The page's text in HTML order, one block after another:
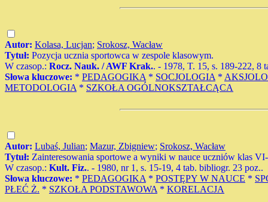
Autor: Kolasa, Lucjan; Srokosz, Wacław
Tytuł: Pozycja ucznia sportowca w zespole klasowym.
W czasop.: Rocz. Nauk. / AWF Krak.. - 1978, T. 15, s. 189-222, 8
Słowa kluczowe: * PEDAGOGIKA * SOCJOLOGIA *
METODOLOGIA * SZKOŁA OGÓLNOKSZTAŁCĄCA
Autor: Lubaś, Julian; Mazur, Zbigniew; Srokosz, Wacław
Tytuł: Zainteresowania sportowe a wyniki w nauce uczniów klas
W czasop.: Kult. Fiz.. - 1980, nr 1, s. 15-19, 4 tab. bibliogr. 23 poz..
Słowa kluczowe: * PEDAGOGIKA * POSTĘPY W NAUCE *
PŁEĆ Ż. * SZKOŁA PODSTAWOWA * KORELACJA